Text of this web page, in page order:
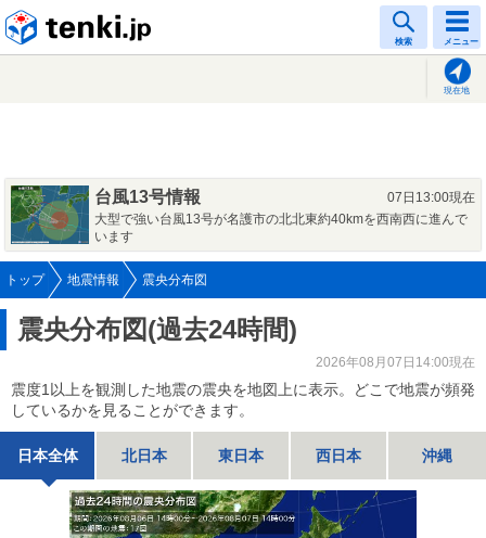
検索 メニュー
現在地
台風13号情報
07日13:00現在
大型で強い台風13号が名護市の北北東約40kmを西南西に進んで
います
トップ 地震情報 震央分布図
震央分布図(過去24時間)
2026年08月07日14:00現在
震度1以上を観測した地震の震央を地図上に表示。どこで地震が頻発
しているかを見ることができます。
日本全体 北日本 東日本 西日本 沖縄